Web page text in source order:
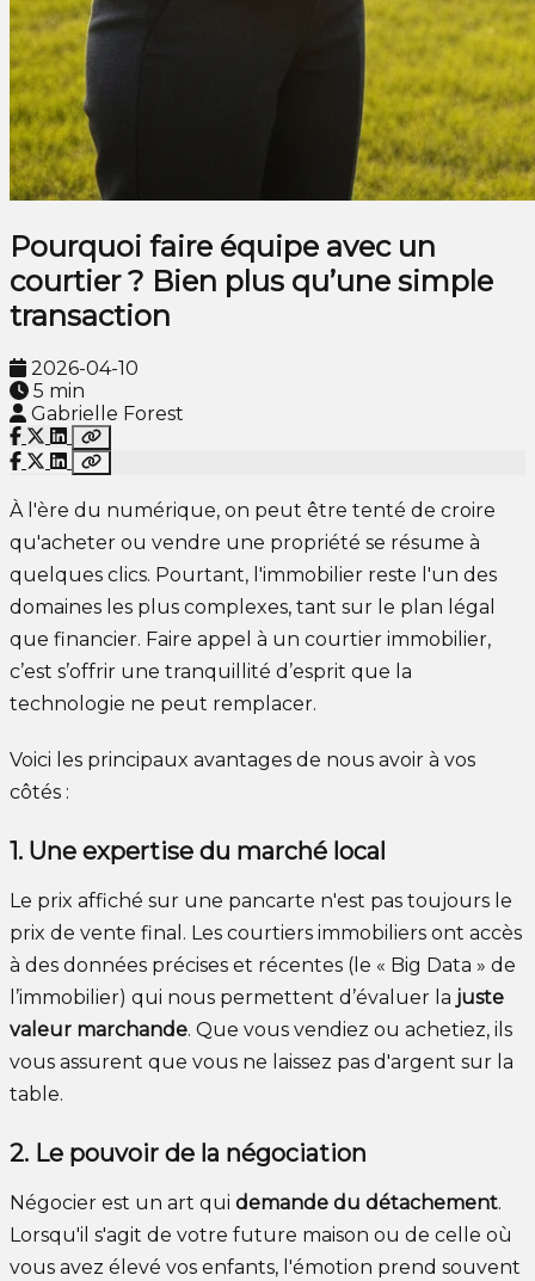
Pourquoi faire équipe avec un
courtier ? Bien plus qu’une simple
transaction
2026-04-10
5 min
Gabrielle Forest
À l'ère du numérique, on peut être tenté de croire
qu'acheter ou vendre une propriété se résume à
quelques clics. Pourtant, l'immobilier reste l'un des
domaines les plus complexes, tant sur le plan légal
que financier. Faire appel à un courtier immobilier,
c’est s’offrir une tranquillité d’esprit que la
technologie ne peut remplacer.
Voici les principaux avantages de nous avoir à vos
côtés :
1. Une expertise du marché local
Le prix affiché sur une pancarte n'est pas toujours le
prix de vente final. Les courtiers immobiliers ont accès
à des données précises et récentes (le « Big Data » de
l’immobilier) qui nous permettent d’évaluer la juste
valeur marchande. Que vous vendiez ou achetiez, ils
vous assurent que vous ne laissez pas d'argent sur la
table.
2. Le pouvoir de la négociation
Négocier est un art qui demande du détachement.
Lorsqu'il s'agit de votre future maison ou de celle où
vous avez élevé vos enfants, l'émotion prend souvent